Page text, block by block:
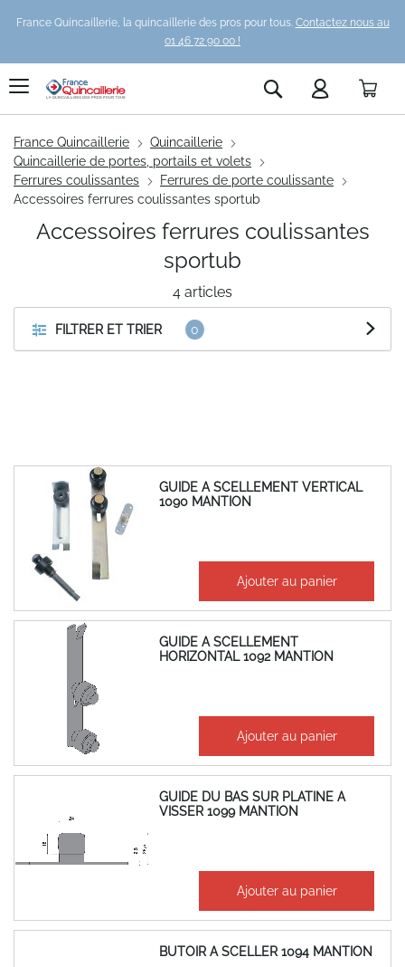
France Quincaillerie, la quincaillerie des pros pour tous. Contactez nous au
01 46 72 90 00 !
Rechercher
France Quincaillerie
Quincaillerie
Quincaillerie de portes, portails et volets
Ferrures coulissantes
Ferrures de porte coulissante
Accessoires ferrures coulissantes sportub
FILTRER ET TRIER
4 articles
Accessoires ferrures coulissantes
sportub
GUIDE A SCELLEMENT VERTICAL
1090 MANTION
17,45 €
14,54 € Ajouter au panier
GUIDE A SCELLEMENT
HORIZONTAL 1092 MANTION
43,55 €
36,29 € Ajouter au panier
GUIDE DU BAS SUR PLATINE A
VISSER 1099 MANTION
Ajouter au panier
BUTOIR A SCELLER 1094 MANTION